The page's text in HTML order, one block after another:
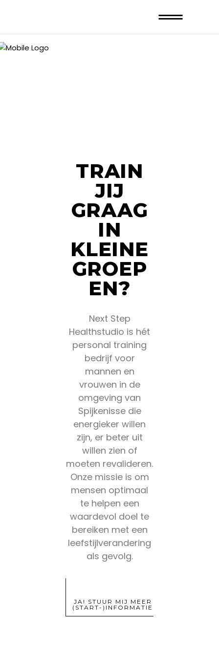
TRAIN
JIJ
GRAAG
IN
KLEINE
GROEP
EN?
Next Step
Healthstudio is hét
personal training
bedrijf voor
mannen en
vrouwen in de
omgeving van
Spijkenisse die
energieker willen
zijn, er beter uit
willen zien of
moeten revalideren.
Onze missie is om
mensen optimaal
te helpen een
waardevol doel te
bereiken met een
leefstijlverandering
als gevolg.
JA! STUUR MIJ MEER
(START-)INFORMATIE